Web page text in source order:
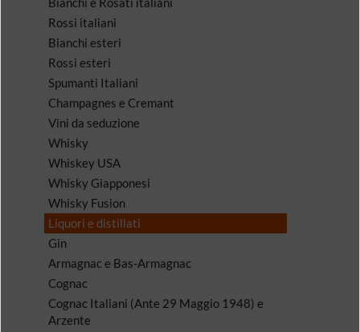
Rossi italiani
Bianchi esteri
Rossi esteri
Spumanti Italiani
Champagnes e Cremant
Vini da seduzione
Whisky
Whiskey USA
Whisky Giapponesi
Whisky Fusion
Liquori e distillati
Gin
Armagnac e Bas-Armagnac
Cognac
Cognac Italiani (Ante 29 Maggio 1948) e
Arzente